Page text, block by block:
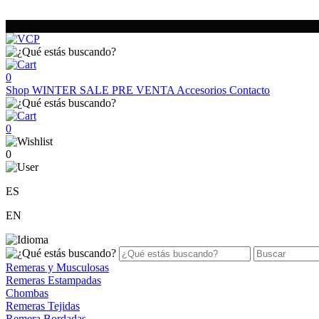
0
Shop WINTER SALE PRE VENTA Accesorios Contacto
0
0
ES
EN
Remeras y Musculosas
Remeras Estampadas
Chombas
Remeras Tejidas